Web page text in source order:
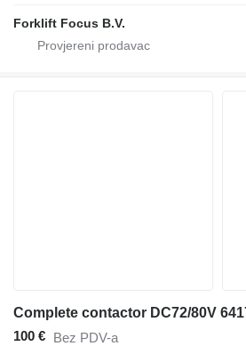
Forklift Focus B.V.
100 € Bez PDV-a